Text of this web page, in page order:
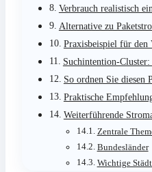
Verbrauch realistisch
Alternative zu
Praxisbeispiel für den
Suchintention-
So ordnen Sie diesen
Praktische
Weiterführende
Zentrale
Bundesländer
Wichtige